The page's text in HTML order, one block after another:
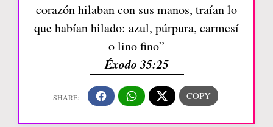
corazón hilaban con sus manos, traían lo
que habían hilado: azul, púrpura, carmesí
o lino fino”
Éxodo 35:25